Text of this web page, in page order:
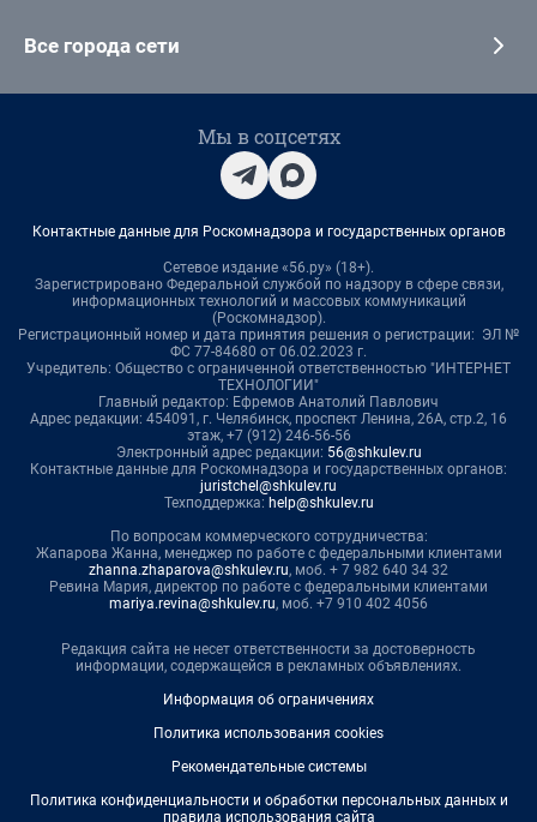
Все города сети
Мы в соцсетях
Контактные данные для Роскомнадзора и государственных органов
Сетевое издание «56.ру» (18+).
Зарегистрировано Федеральной службой по надзору в сфере связи,
информационных технологий и массовых коммуникаций
(Роскомнадзор).
Регистрационный номер и дата принятия решения о регистрации: ЭЛ №
ФС 77-84680 от 06.02.2023 г.
Учредитель: Общество с ограниченной ответственностью "ИНТЕРНЕТ
ТЕХНОЛОГИИ"
Главный редактор: Ефремов Анатолий Павлович
Адрес редакции: 454091, г. Челябинск, проспект Ленина, 26А, стр.2, 16
этаж, +7 (912) 246-56-56
Электронный адрес редакции: 56@shkulev.ru
Контактные данные для Роскомнадзора и государственных органов:
juristchel@shkulev.ru
Техподдержка: help@shkulev.ru
По вопросам коммерческого сотрудничества:
Жапарова Жанна, менеджер по работе с федеральными клиентами
zhanna.zhaparova@shkulev.ru, моб. + 7 982 640 34 32
Ревина Мария, директор по работе с федеральными клиентами
mariya.revina@shkulev.ru, моб. +7 910 402 4056
Редакция сайта не несет ответственности за достоверность
информации, содержащейся в рекламных объявлениях.
Информация об ограничениях
Политика использования cookies
Рекомендательные системы
Политика конфиденциальности и обработки персональных данных и
правила использования сайта